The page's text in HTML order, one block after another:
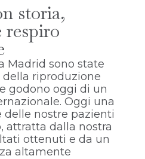
storia,
respiro
Madrid sono state
riproduzione
godono oggi di un
Oggi una
nostre pazienti
attratta dalla nostra
ottenuti e da un
altamente